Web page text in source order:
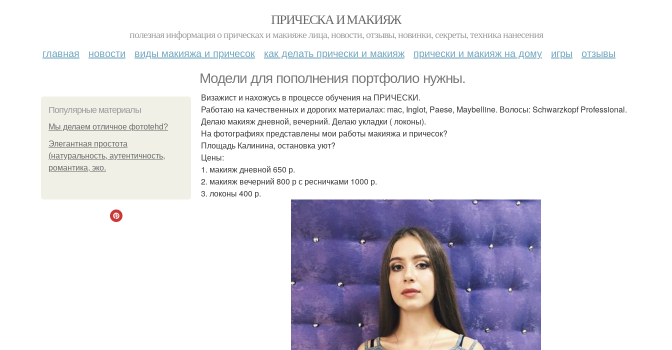
ПРИЧЕСКА И МАКИЯЖ
полезная информация о прическах и макияже лица, новости, отзывы, новинки, секреты, техника нанесения
главная новости виды макияжа и причесок как делать прически и макияж прически и макияж на дому игры отзывы
Модели для пополнения портфолио нужны.
Популярные материалы
Мы делаем отличное фотоtehd?
Элегантная простота
(натуральность, аутентичность,
романтика, эко.
Визажист и нахожусь в процессе обучения на ПРИЧЕСКИ.
Работаю на качественных и дорогих материалах: mac, Inglot, Paese, Maybelline. Волосы: Schwarzkopf Professional.
Делаю макияж дневной, вечерний. Делаю укладки ( локоны).
На фотографиях представлены мои работы макияжа и причесок?
Площадь Калинина, остановка уют?
Цены:
1. макияж дневной 650 р.
2. макияж вечерний 800 р с ресничками 1000 р.
3. локоны 400 р.